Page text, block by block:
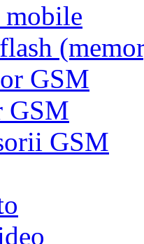
mobile
GSM
GSM
GSM